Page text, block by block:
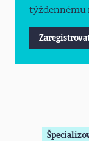
týždennému